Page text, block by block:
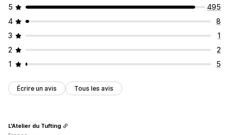
5
495
4
8
3
1
2
2
1
5
Écrire un avis Tous les avis
L'Atelier du Tufting